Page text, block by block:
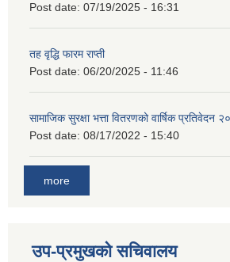
Post date: 07/19/2025 - 16:31
तह वृद्धि फारम राप्ती
Post date: 06/20/2025 - 11:46
सामाजिक सुरक्षा भत्ता वितरणको वार्षिक प्रतिवेदन
Post date: 08/17/2022 - 15:40
more
उप-प्रमुखको सचिवालय